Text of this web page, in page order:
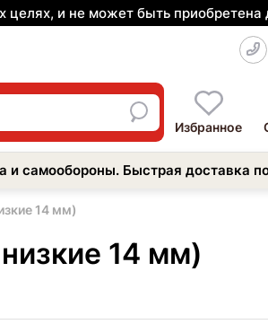
целях, и не может быть
Избранное
и самообороны. Быстрая доставка
14 мм)
14 мм)